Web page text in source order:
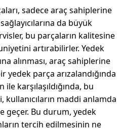
sadece araç sahiplerine
da büyük
bu parçaların kalitesine
artırabilirler. Yedek
alınması, araç sahiplerine
parça arızalandığında
karşılaşıldığında, bu
maddi anlamda
geçer. Bu durum, yedek
tercih edilmesinin ne